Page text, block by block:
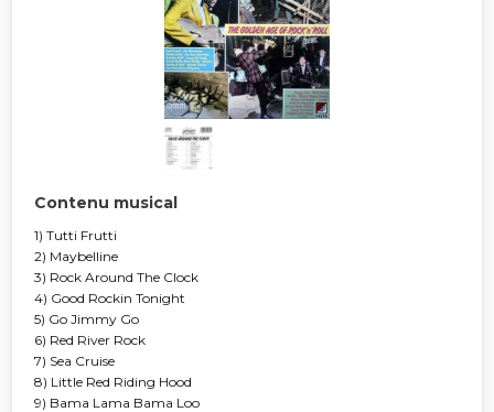
Contenu musical
1) Tutti Frutti
2) Maybelline
3) Rock Around The Clock
4) Good Rockin Tonight
5) Go Jimmy Go
6) Red River Rock
7) Sea Cruise
8) Little Red Riding Hood
9) Bama Lama Bama Loo